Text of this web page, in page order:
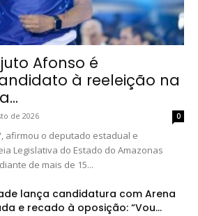
Afonso é
à reeleição na
de 2026 0
afirmou o deputado estadual e
Legislativa do Estado do Amazonas
de mais de 15...
lança candidatura com Arena
e recado à oposição: “Vou...